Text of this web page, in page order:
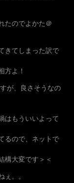
たのでよかた＠
きてしまった訳で
方よ！
が、良さそうなの
はもういいよって
るので、ネットで
構大変です＞＜
。。